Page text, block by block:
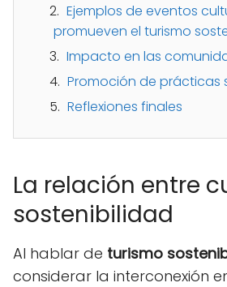
Ejemplos de eventos
promueven el turismo
Impacto en las
Promoción de prácticas
Reflexiones finales
La relación entre
sostenibilidad
Al hablar de turismo
considerar la interconexión